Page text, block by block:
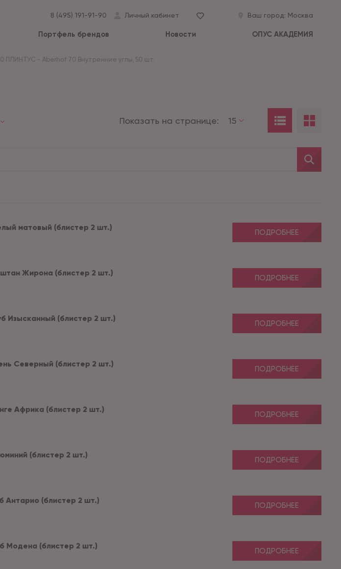
8 (495) 191-91-90 Личный кабинет Ваш город: Москва
Портфель брендов Новости ОПУС АКАДЕМИЯ
ПЛИНТУС - Aberhof 70 Внутренние углы, 50 шт.
Показать на странице: 15
матовый (блистер 2 шт.)
ПОДРОБНЕЕ
Жирона (блистер 2 шт.)
ПОДРОБНЕЕ
Изысканный (блистер 2 шт.)
ПОДРОБНЕЕ
Северный (блистер 2 шт.)
ПОДРОБНЕЕ
Африка (блистер 2 шт.)
ПОДРОБНЕЕ
(блистер 2 шт.)
ПОДРОБНЕЕ
Антарио (блистер 2 шт.)
ПОДРОБНЕЕ
Модена (блистер 2 шт.)
ПОДРОБНЕЕ